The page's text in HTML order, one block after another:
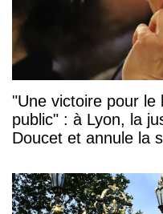
"Une victoire pour le
public" : à Lyon, la
Doucet et annule la